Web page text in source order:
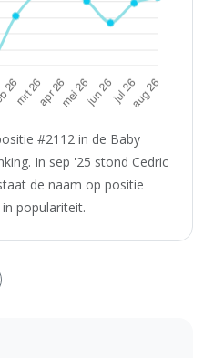
#2112 in de Baby
In sep '25 stond Cedric
de naam op positie
populariteit.